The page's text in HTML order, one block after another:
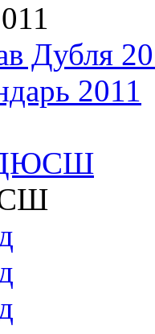
Дубля
2011
ДЮСШ